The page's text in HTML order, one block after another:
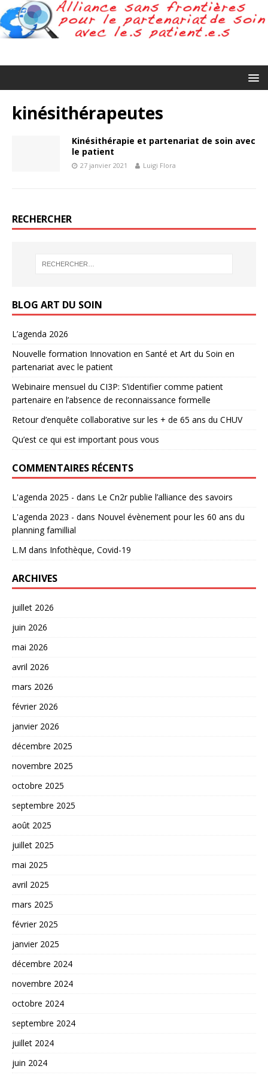
kinésithérapeutes
Kinésithérapie et partenariat de soin avec
le patient
27 janvier 2021 Luigi Flora
RECHERCHER
BLOG ART DU SOIN
L’agenda 2026
Nouvelle formation Innovation en Santé et Art du Soin en
partenariat avec le patient
Webinaire mensuel du CI3P: S’identifier comme patient
partenaire en l’absence de reconnaissance formelle
Retour d’enquête collaborative sur les + de 65 ans du CHUV
Qu’est ce qui est important pous vous
COMMENTAIRES RÉCENTS
L'agenda 2025 - dans Le Cn2r publie l’alliance des savoirs
L'agenda 2023 - dans Nouvel évènement pour les 60 ans du
planning famillial
L.M dans Infothèque, Covid-19
ARCHIVES
juillet 2026
juin 2026
mai 2026
avril 2026
mars 2026
février 2026
janvier 2026
décembre 2025
novembre 2025
octobre 2025
septembre 2025
août 2025
juillet 2025
mai 2025
avril 2025
mars 2025
février 2025
janvier 2025
décembre 2024
novembre 2024
octobre 2024
septembre 2024
juillet 2024
juin 2024